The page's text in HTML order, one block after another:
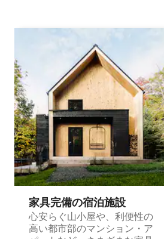
家具完備の宿⁠泊⁠施⁠設
心安らぐ山小屋や、利便性の
高い都市部のマンション・ア